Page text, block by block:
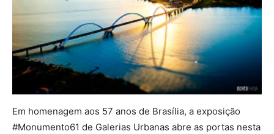
Em homenagem aos 57 anos de Brasília, a exposição
#Monumento61 de Galerias Urbanas abre as portas nesta